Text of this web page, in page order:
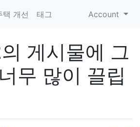
택 개선 태그 Account
게시물에 그
무 많이 끌립